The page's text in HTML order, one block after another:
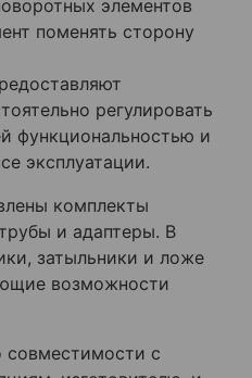
элементов
поменять сторону
регулировать
функциональностью и
эксплуатации.
комплекты
и адаптеры. В
затыльники и ложе
возможности
совместимости с